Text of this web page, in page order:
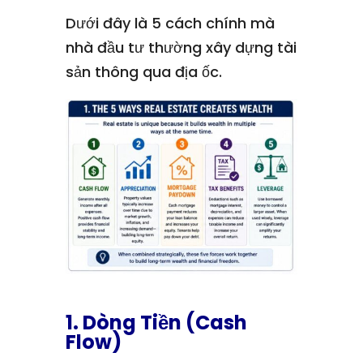
Dưới đây là 5 cách chính mà
nhà đầu tư thường xây dựng tài
sản thông qua địa ốc.
1. Dòng Tiền (Cash
Flow)